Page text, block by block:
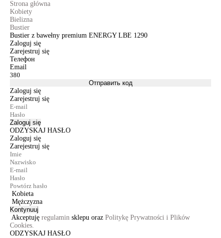
Strona główna
Kobiety
Bielizna
Bustier
Bustier z bawełny premium ENERGY LBE 1290
Zaloguj się
Zarejestruj się
Телефон
Email
Отправить код
Zaloguj się
Zarejestruj się
Zaloguj się
ODZYSKAJ HASŁO
Zaloguj się
Zarejestruj się
Kobieta
Mężczyzna
Kontynuuj
Akceptuję regulamin sklepu oraz Politykę Prywatności i Plików
Cookies.
ODZYSKAJ HASŁO